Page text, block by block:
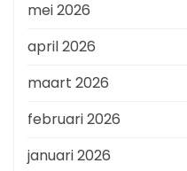
mei 2026
april 2026
maart 2026
februari 2026
januari 2026